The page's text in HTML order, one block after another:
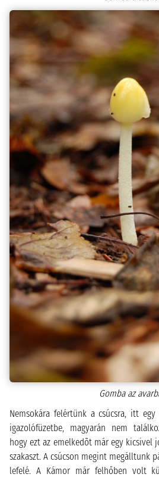
Gomba az
Nemsokára felértünk a csúcsra, itt
igazolófüzetbe, magyarán nem
hogy ezt az emelkedõt már egy kicsivel
szakaszt. A csúcson megint megálltunk
lefelé. A Kámor már felhőben volt